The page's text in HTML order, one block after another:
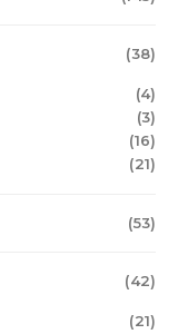
(38)
(4)
(3)
(16)
(21)
(53)
(42)
(21)